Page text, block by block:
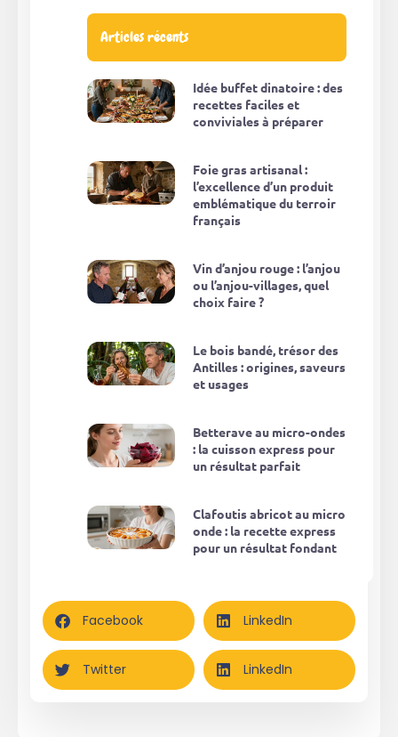
Articles récents
Idée buffet dinatoire : des
recettes faciles et
conviviales à préparer
Foie gras artisanal :
l’excellence d’un produit
emblématique du terroir
français
Vin d’anjou rouge : l’anjou
ou l’anjou-villages, quel
choix faire ?
Le bois bandé, trésor des
Antilles : origines, saveurs
et usages
Betterave au micro-ondes
: la cuisson express pour
un résultat parfait
Clafoutis abricot au micro
onde : la recette express
pour un résultat fondant
Facebook LinkedIn
Twitter LinkedIn